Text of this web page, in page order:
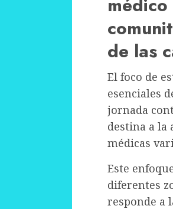
de las
El foco de
esenciales
jornada
destina a la
médicas
Este
diferentes
responde a